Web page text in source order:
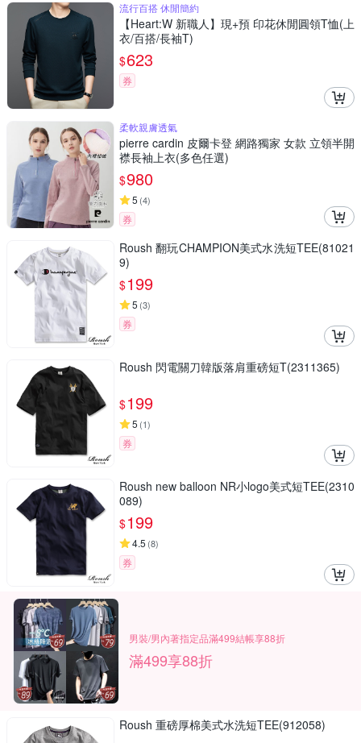
流行百搭 休閒簡約
【Heart:W 新職人】現+預 印花休閒圓領T恤(上
衣/百搭/長袖T)
$623
券
柔軟親膚透氣
pierre cardin 皮爾卡登 網路獨家 女款 立領半開
襟長袖上衣(多色任選)
$980
5 (4)
券
Roush 翻玩CHAMPION美式水洗短TEE(81021
9)
$199
5 (3)
券
Roush 閃電關刀韓版落肩重磅短T(2311365)
$199
5 (1)
券
Roush new balloon NR小logo美式短TEE(2310
089)
$199
4.5 (8)
券
男裝/男內著指定品滿499結帳享88折
滿499享88折
Roush 重磅厚棉美式水洗短TEE(912058)